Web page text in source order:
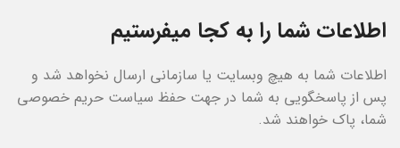
اطلاعات شما را به کجا میفرستیم
اطلاعات شما به هیچ وبسایت یا سازمانی ارسال نخواهد شد و
پس از پاسخگویی به شما در جهت حفظ سیاست حریم خصوصی
شما، پاک خواهند شد.